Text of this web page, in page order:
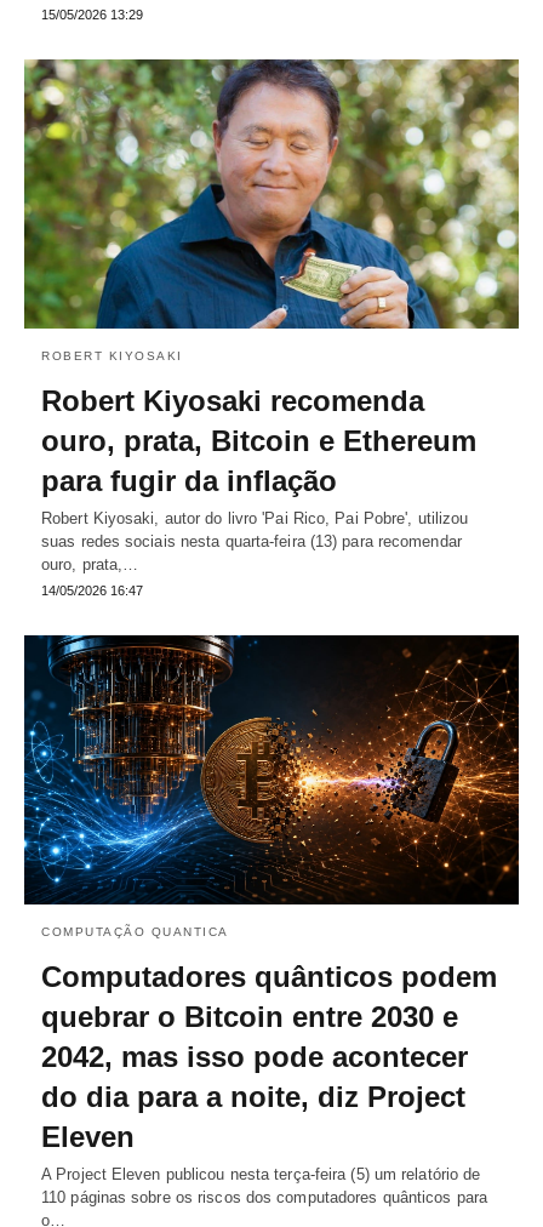
15/05/2026 13:29
ROBERT KIYOSAKI
Robert Kiyosaki recomenda
ouro, prata, Bitcoin e Ethereum
para fugir da inflação
Robert Kiyosaki, autor do livro 'Pai Rico, Pai Pobre', utilizou
suas redes sociais nesta quarta-feira (13) para recomendar
ouro, prata,…
14/05/2026 16:47
COMPUTAÇÃO QUANTICA
Computadores quânticos podem
quebrar o Bitcoin entre 2030 e
2042, mas isso pode acontecer
do dia para a noite, diz Project
Eleven
A Project Eleven publicou nesta terça-feira (5) um relatório de
110 páginas sobre os riscos dos computadores quânticos para
o…